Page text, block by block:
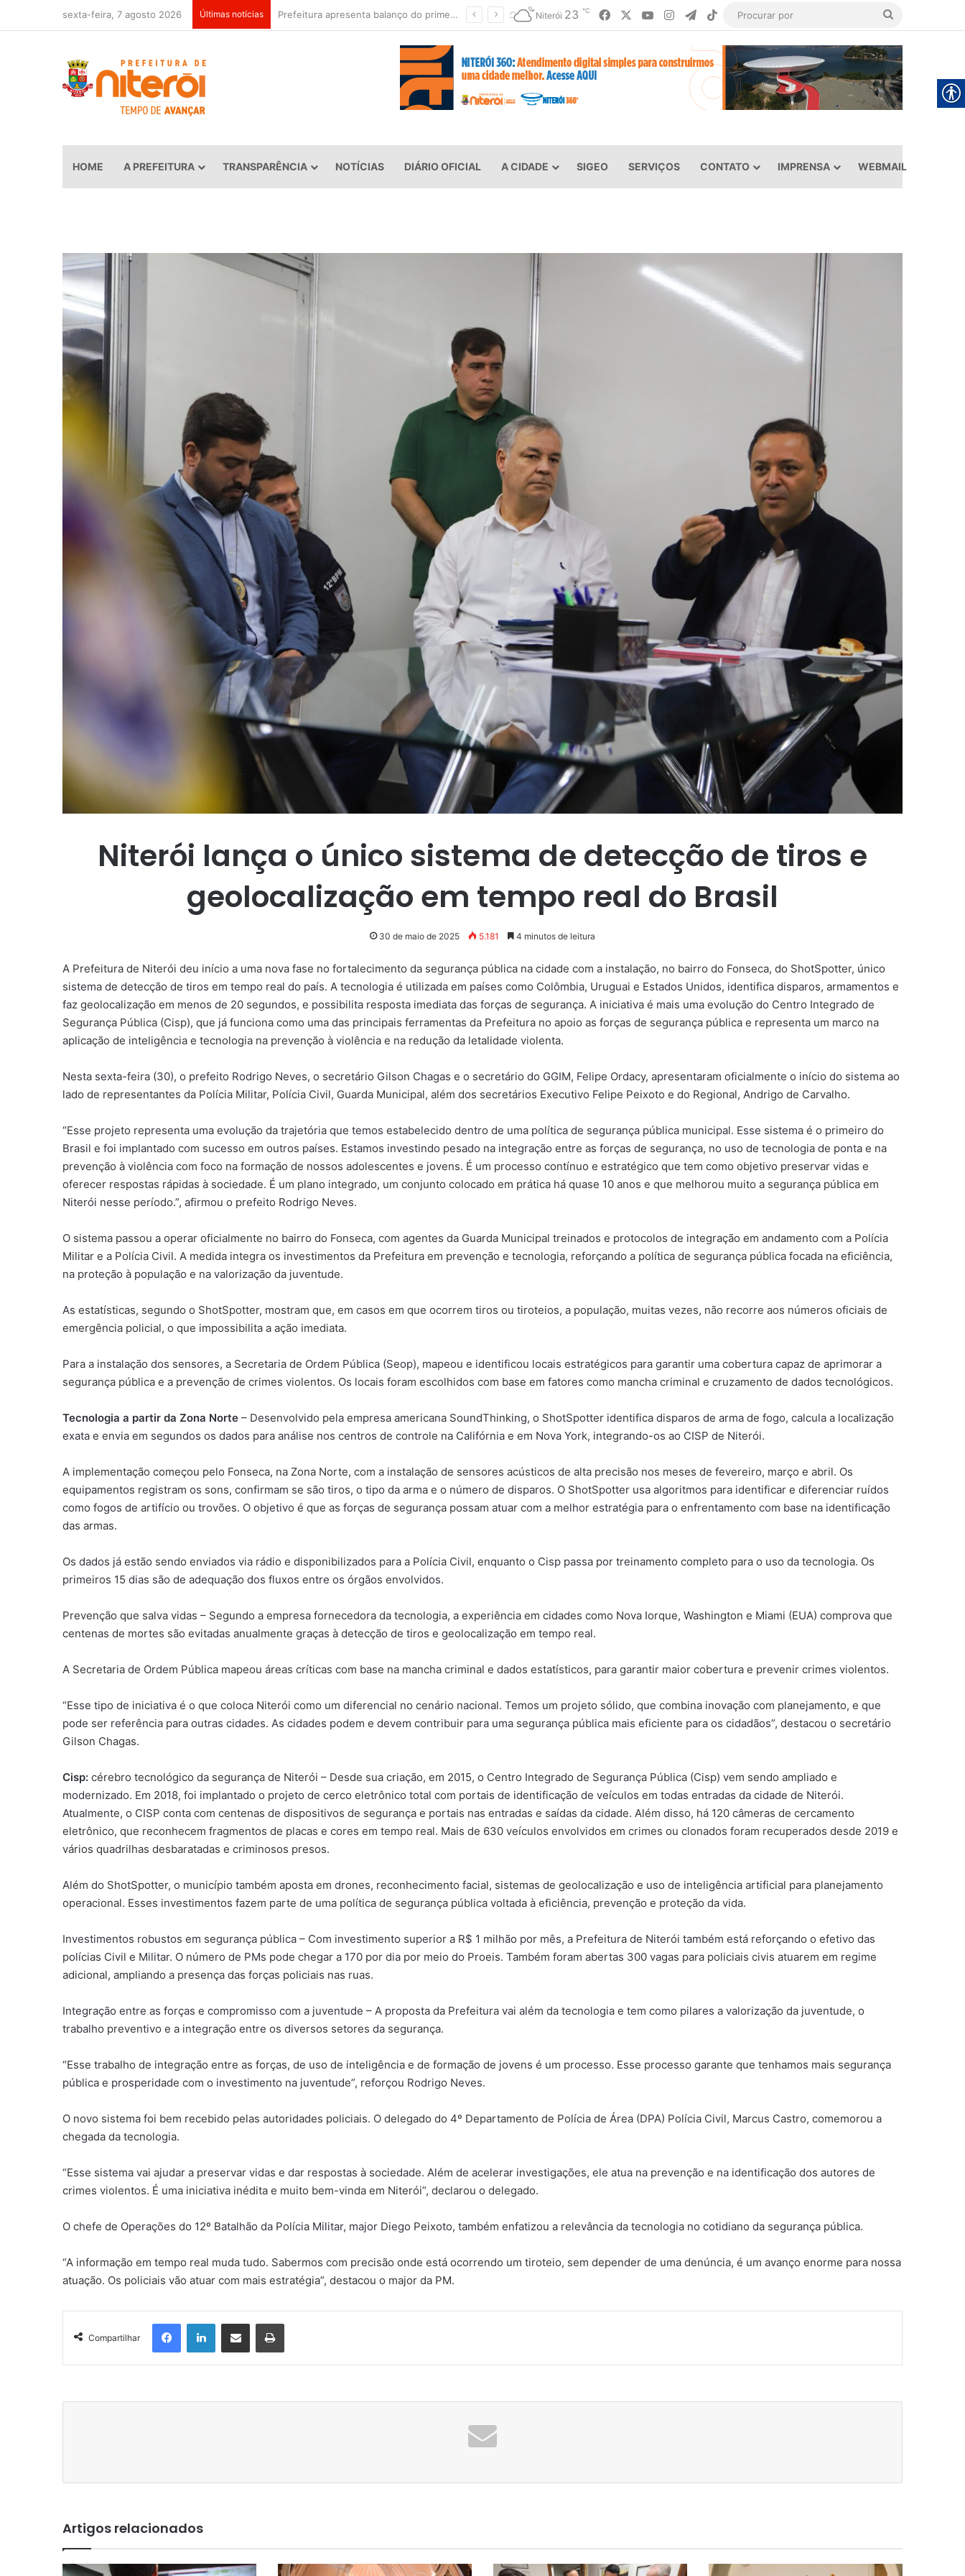
sexta-feira, 7 agosto 2026 Últimas notícias Prefeitura de Niterói e BID avançam na implementação do Programa Vida Nova no Morro Niterói 23 ℃ FacebookYouTubeInstagramTelegram
TikTok
HOME A PREFEITURA TRANSPARÊNCIA NOTÍCIAS DIÁRIO OFICIAL A CIDADE SIGEO SERVIÇOS CONTATO IMPRENSA WEBMAIL
Niterói lança o único sistema de detecção de tiros e
geolocalização em tempo real do Brasil
30 de maio de 2025 5.181 4 minutos de leitura
A Prefeitura de Niterói deu início a uma nova fase no fortalecimento da segurança pública na cidade com a instalação, no bairro do Fonseca, do ShotSpotter, único
sistema de detecção de tiros em tempo real do país. A tecnologia é utilizada em países como Colômbia, Uruguai e Estados Unidos, identifica disparos, armamentos e
faz geolocalização em menos de 20 segundos, e possibilita resposta imediata das forças de segurança. A iniciativa é mais uma evolução do Centro Integrado de
Segurança Pública (Cisp), que já funciona como uma das principais ferramentas da Prefeitura no apoio as forças de segurança pública e representa um marco na
aplicação de inteligência e tecnologia na prevenção à violência e na redução da letalidade violenta.
Nesta sexta-feira (30), o prefeito Rodrigo Neves, o secretário Gilson Chagas e o secretário do GGIM, Felipe Ordacy, apresentaram oficialmente o início do sistema ao
lado de representantes da Polícia Militar, Polícia Civil, Guarda Municipal, além dos secretários Executivo Felipe Peixoto e do Regional, Andrigo de Carvalho.
“Esse projeto representa uma evolução da trajetória que temos estabelecido dentro de uma política de segurança pública municipal. Esse sistema é o primeiro do
Brasil e foi implantado com sucesso em outros países. Estamos investindo pesado na integração entre as forças de segurança, no uso de tecnologia de ponta e na
prevenção à violência com foco na formação de nossos adolescentes e jovens. É um processo contínuo e estratégico que tem como objetivo preservar vidas e
oferecer respostas rápidas à sociedade. É um plano integrado, um conjunto colocado em prática há quase 10 anos e que melhorou muito a segurança pública em
Niterói nesse período.”, afirmou o prefeito Rodrigo Neves.
O sistema passou a operar oficialmente no bairro do Fonseca, com agentes da Guarda Municipal treinados e protocolos de integração em andamento com a Polícia
Militar e a Polícia Civil. A medida integra os investimentos da Prefeitura em prevenção e tecnologia, reforçando a política de segurança pública focada na eficiência,
na proteção à população e na valorização da juventude.
As estatísticas, segundo o ShotSpotter, mostram que, em casos em que ocorrem tiros ou tiroteios, a população, muitas vezes, não recorre aos números oficiais de
emergência policial, o que impossibilita a ação imediata.
Para a instalação dos sensores, a Secretaria de Ordem Pública (Seop), mapeou e identificou locais estratégicos para garantir uma cobertura capaz de aprimorar a
segurança pública e a prevenção de crimes violentos. Os locais foram escolhidos com base em fatores como mancha criminal e cruzamento de dados tecnológicos.
Tecnologia a partir da Zona Norte – Desenvolvido pela empresa americana SoundThinking, o ShotSpotter identifica disparos de arma de fogo, calcula a localização
exata e envia em segundos os dados para análise nos centros de controle na Califórnia e em Nova York, integrando-os ao CISP de Niterói.
A implementação começou pelo Fonseca, na Zona Norte, com a instalação de sensores acústicos de alta precisão nos meses de fevereiro, março e abril. Os
equipamentos registram os sons, confirmam se são tiros, o tipo da arma e o número de disparos. O ShotSpotter usa algoritmos para identificar e diferenciar ruídos
como fogos de artifício ou trovões. O objetivo é que as forças de segurança possam atuar com a melhor estratégia para o enfrentamento com base na identificação
das armas.
Os dados já estão sendo enviados via rádio e disponibilizados para a Polícia Civil, enquanto o Cisp passa por treinamento completo para o uso da tecnologia. Os
primeiros 15 dias são de adequação dos fluxos entre os órgãos envolvidos.
Prevenção que salva vidas – Segundo a empresa fornecedora da tecnologia, a experiência em cidades como Nova Iorque, Washington e Miami (EUA) comprova que
centenas de mortes são evitadas anualmente graças à detecção de tiros e geolocalização em tempo real.
A Secretaria de Ordem Pública mapeou áreas críticas com base na mancha criminal e dados estatísticos, para garantir maior cobertura e prevenir crimes violentos.
“Esse tipo de iniciativa é o que coloca Niterói como um diferencial no cenário nacional. Temos um projeto sólido, que combina inovação com planejamento, e que
pode ser referência para outras cidades. As cidades podem e devem contribuir para uma segurança pública mais eficiente para os cidadãos”, destacou o secretário
Gilson Chagas.
Cisp: cérebro tecnológico da segurança de Niterói – Desde sua criação, em 2015, o Centro Integrado de Segurança Pública (Cisp) vem sendo ampliado e
modernizado. Em 2018, foi implantado o projeto de cerco eletrônico total com portais de identificação de veículos em todas entradas da cidade de Niterói.
Atualmente, o CISP conta com centenas de dispositivos de segurança e portais nas entradas e saídas da cidade. Além disso, há 120 câmeras de cercamento
eletrônico, que reconhecem fragmentos de placas e cores em tempo real. Mais de 630 veículos envolvidos em crimes ou clonados foram recuperados desde 2019 e
vários quadrilhas desbaratadas e criminosos presos.
Além do ShotSpotter, o município também aposta em drones, reconhecimento facial, sistemas de geolocalização e uso de inteligência artificial para planejamento
operacional. Esses investimentos fazem parte de uma política de segurança pública voltada à eficiência, prevenção e proteção da vida.
Investimentos robustos em segurança pública – Com investimento superior a R$ 1 milhão por mês, a Prefeitura de Niterói também está reforçando o efetivo das
polícias Civil e Militar. O número de PMs pode chegar a 170 por dia por meio do Proeis. Também foram abertas 300 vagas para policiais civis atuarem em regime
adicional, ampliando a presença das forças policiais nas ruas.
Integração entre as forças e compromisso com a juventude – A proposta da Prefeitura vai além da tecnologia e tem como pilares a valorização da juventude, o
trabalho preventivo e a integração entre os diversos setores da segurança.
“Esse trabalho de integração entre as forças, de uso de inteligência e de formação de jovens é um processo. Esse processo garante que tenhamos mais segurança
pública e prosperidade com o investimento na juventude”, reforçou Rodrigo Neves.
O novo sistema foi bem recebido pelas autoridades policiais. O delegado do 4º Departamento de Polícia de Área (DPA) Polícia Civil, Marcus Castro, comemorou a
chegada da tecnologia.
“Esse sistema vai ajudar a preservar vidas e dar respostas à sociedade. Além de acelerar investigações, ele atua na prevenção e na identificação dos autores de
crimes violentos. É uma iniciativa inédita e muito bem-vinda em Niterói”, declarou o delegado.
O chefe de Operações do 12º Batalhão da Polícia Militar, major Diego Peixoto, também enfatizou a relevância da tecnologia no cotidiano da segurança pública.
“A informação em tempo real muda tudo. Sabermos com precisão onde está ocorrendo um tiroteio, sem depender de uma denúncia, é um avanço enorme para nossa
atuação. Os policiais vão atuar com mais estratégia”, destacou o major da PM.
Compartilhar
FacebookLinkedinCompartilhar via e-mail Imprimir
Artigos relacionados